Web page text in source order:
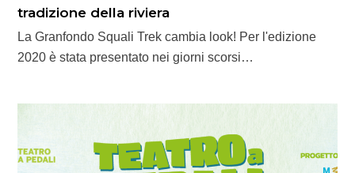
tradizione della riviera
La Granfondo Squali Trek cambia look! Per l'edizione
2020 è stata presentato nei giorni scorsi…